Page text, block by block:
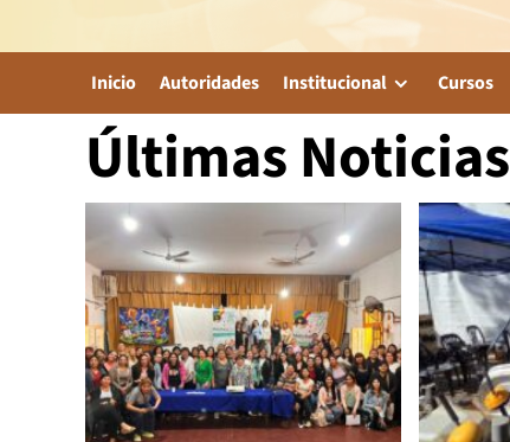
Inicio Autoridades Institucional Cursos
Últimas Noticias